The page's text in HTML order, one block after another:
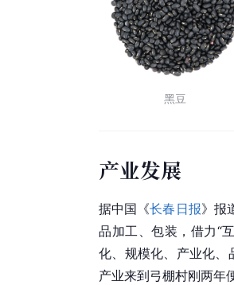
黑豆
产业发展
据中国《长春日报》报
品加工、包装，借力“
化、规模化、产业化、
产业来到弓棚村刚两年